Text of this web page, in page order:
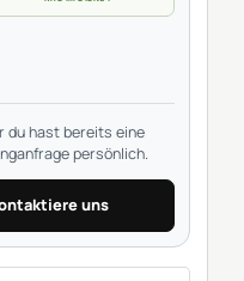
du hast bereits eine
persönlich.
uns